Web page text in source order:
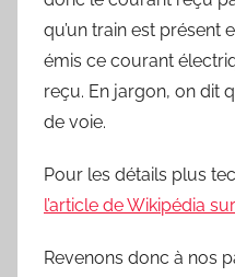
qu’un train est présent
émis ce courant
reçu. En jargon, on dit
de voie.
Pour les détails plus
l’article de Wikipédia
Revenons donc à nos